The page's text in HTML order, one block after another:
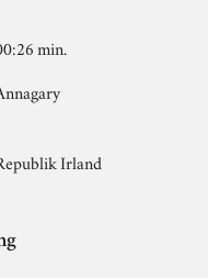
min.
Irland